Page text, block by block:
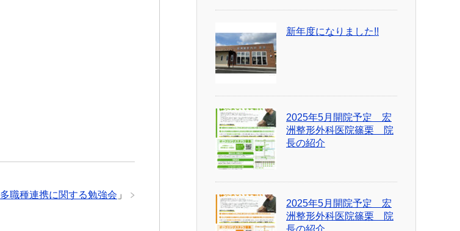
多職種連携に関する勉強会 」
新年度になりました!!
2025年5月開院予定 宏
洲整形外科医院篠栗 院
長の紹介
2025年5月開院予定 宏
洲整形外科医院篠栗 院
長の紹介